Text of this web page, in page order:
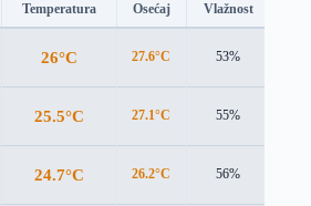
Temperatura Osećaj Vlažnost
26°C 27.6°C 53%
25.5°C 27.1°C 55%
24.7°C 26.2°C 56%